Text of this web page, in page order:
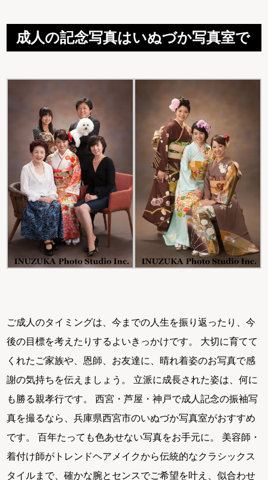
成人の記念写真はいぬづか写真室で
ご成人のタイミングは、今までの人生を振り返ったり、今
後の目標を考えたりするよいきっかけです。 大切に育てて
くれたご家族や、恩師、お友達に、晴れ着姿のお写真で感
謝の気持ちを伝えましょう。 立派に成長された姿は、何に
も勝る親孝行です。 西宮・芦屋・神戸で成人記念の振袖写
真を撮るなら、兵庫県西宮市のいぬづか写真室がおすすめ
です。 百年たっても色あせない写真をお手元に。 美容師・
着付け師がトレンドヘアメイクから伝統的なクラシックス
タイルまで、確かな腕とセンスでご希望を叶え、似合わせ